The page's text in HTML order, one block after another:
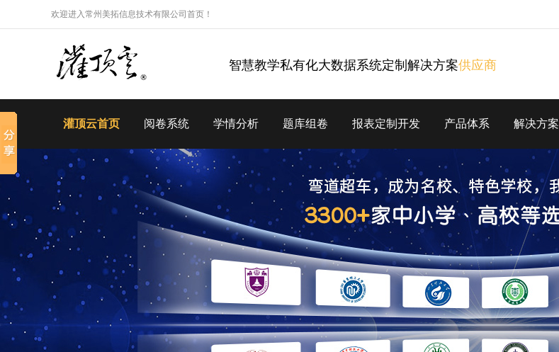
欢迎进入常州美拓信息技术有限公司首页！
智慧教学私有化大数据系统定制解决方案供应商
灌顶云首页 阅卷系统 学情分析 题库组卷 报表定制开发 产品体系 解决方案